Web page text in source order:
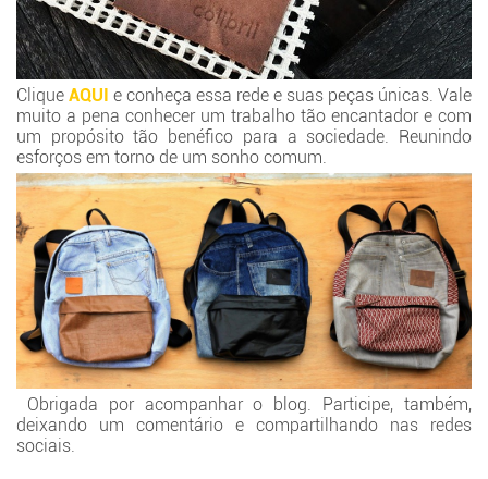
Clique AQUI e conheça essa rede e suas peças únicas. Vale
muito a pena conhecer um trabalho tão encantador e com
um propósito tão benéfico para a sociedade. Reunindo
esforços em torno de um sonho comum.
Obrigada por acompanhar o blog. Participe, também,
deixando um comentário e compartilhando nas redes
sociais.